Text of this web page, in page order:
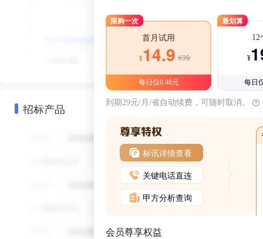
招标产品
限购一次
首月试用
¥14.9 ¥39
每日仅0.48元
最划算
12
¥
每日
到期29元/月/省自动续费，可随时取消。
标讯详情查看
关键电话直连
甲方分析查询
会员尊享权益